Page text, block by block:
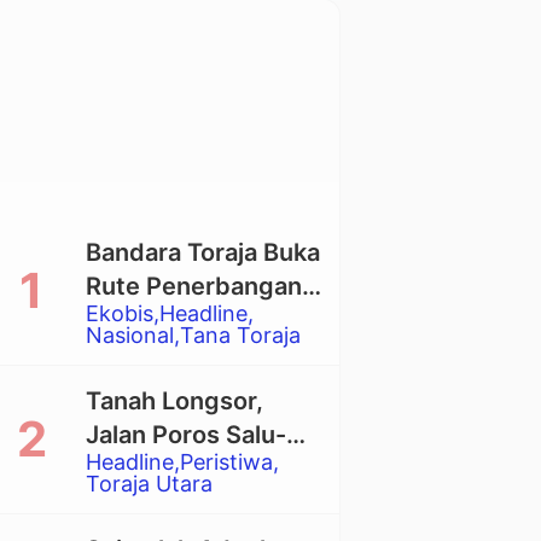
Ekobis Headline
Nasional Tana Toraja
Bandara Toraja Buka
Rute Penerbangan
Langsung Toraja-
Balikpapan
Headline Peristiwa
Toraja Utara
Tanah Longsor,
Jalan Poros Salu-
Dende’ Tertutup
Total